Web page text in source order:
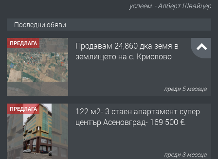
успеем. - Алберт Швайцер
Последни обяви
ПРЕДЛАГА
Продавам 24,860 дка земя в
землището на с. Крислово
преди 5 месеца
ПРЕДЛАГА
122 м2- 3 стаен апартамент супер
център Асеновград- 169 500 €.
преди 3 месеца